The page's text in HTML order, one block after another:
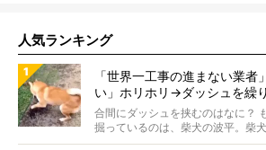
人気ランキング
「世界一工事の進まない業者
い」ホリホリ→ダッシュを繰
画】
合間にダッシュを挟むのはなに？
掘っているのは、柴犬の波平。柴
イテ...